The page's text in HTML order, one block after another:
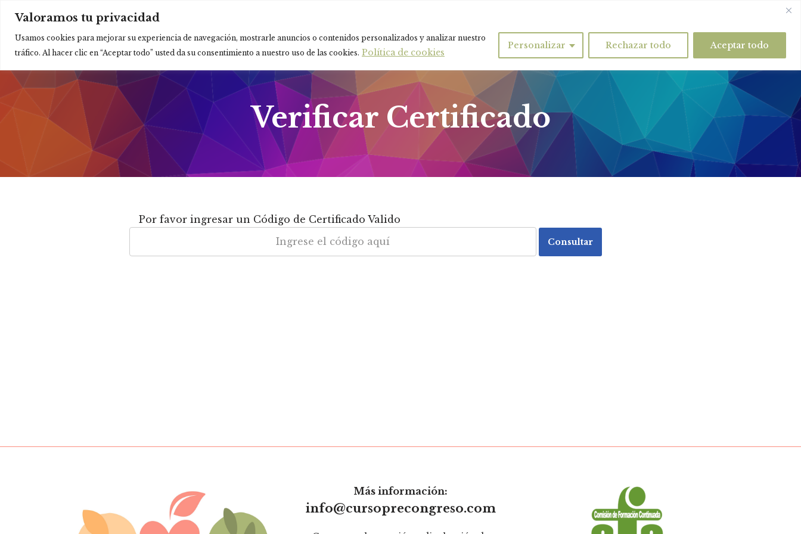
Valoramos tu privacidad
Usamos cookies para mejorar su experiencia de navegación, mostrarle anuncios o contenidos personalizados y analizar nuestro
tráfico. Al hacer clic en “Aceptar todo” usted da su consentimiento a nuestro uso de las cookies. Política de cookies
Personalizar Rechazar todo Aceptar todo
contenido
Verificar Certificado
Por favor ingresar un Código de Certificado Valido
Más información:
info@cursoprecongreso.com